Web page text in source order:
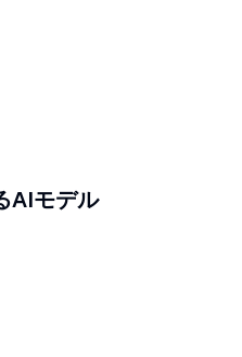
AIモデル